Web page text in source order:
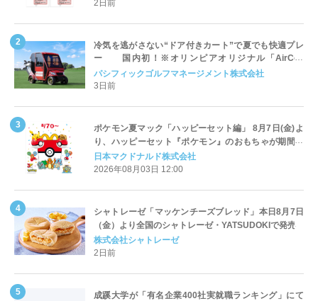
2日前
冷気を逃がさない“ドア付きカート”で夏でも快適プレ
ー 国内初！※オリンピアオリジナル「AirCon
Cart（エアコンカート）」導入 | ＰＧＭ
パシフィックゴルフマネージメント株式会社
3日前
ポケモン夏マック「ハッピーセット編」 8月7日(金)よ
り、ハッピーセット『ポケモン』のおもちゃが期間限
定登場
日本マクドナルド株式会社
2026年08月03日 12:00
シャトレーゼ「マッケンチーズブレッド」本日8月7日
（金）より全国のシャトレーゼ・YATSUDOKIで発売
株式会社シャトレーゼ
2日前
成蹊大学が「有名企業400社実就職ランキング」にて